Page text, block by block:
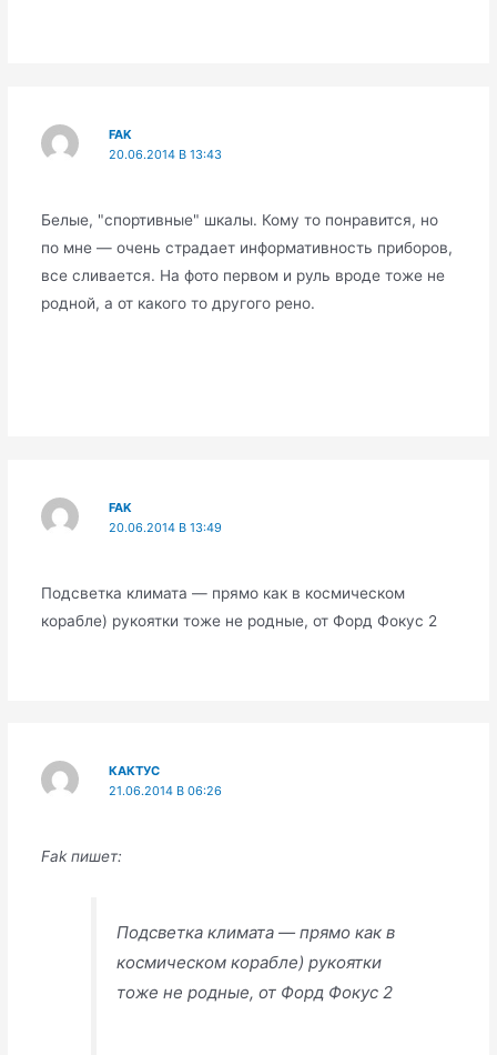
FAK
20.06.2014 В 13:43
Белые, "спортивные" шкалы. Кому то понравится, но
по мне — очень страдает информативность приборов,
все сливается. На фото первом и руль вроде тоже не
родной, а от какого то другого рено.
FAK
20.06.2014 В 13:49
Подсветка климата — прямо как в космическом
корабле) рукоятки тоже не родные, от Форд Фокус 2
КАКТУС
21.06.2014 В 06:26
Fak пишет:
Подсветка климата — прямо как в
космическом корабле) рукоятки
тоже не родные, от Форд Фокус 2